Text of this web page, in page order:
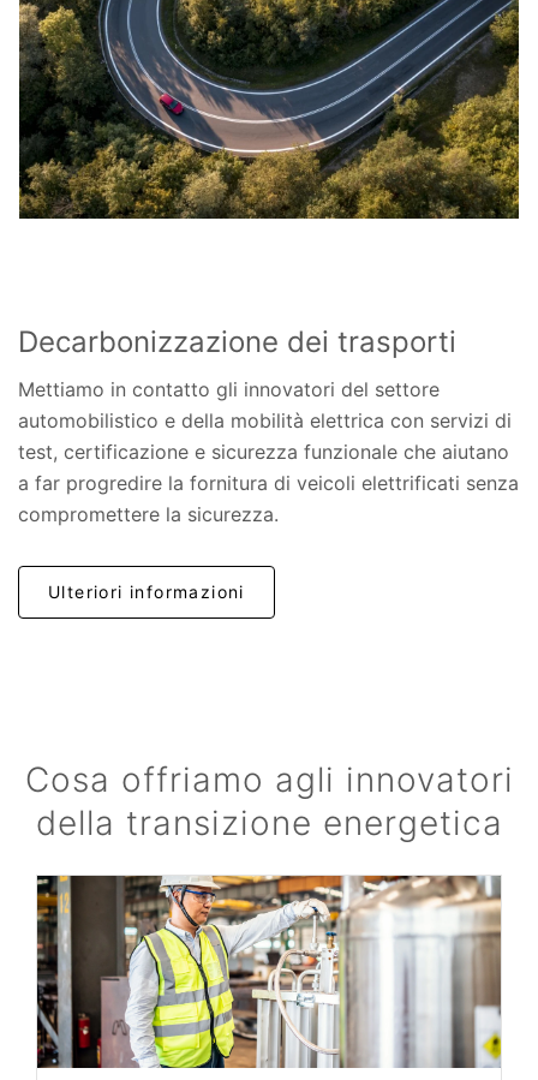
Decarbonizzazione dei trasporti
Mettiamo in contatto gli innovatori del settore
automobilistico e della mobilità elettrica con servizi di
test, certificazione e sicurezza funzionale che aiutano
a far progredire la fornitura di veicoli elettrificati senza
compromettere la sicurezza.
Ulteriori informazioni
Cosa offriamo agli innovatori
della transizione energetica